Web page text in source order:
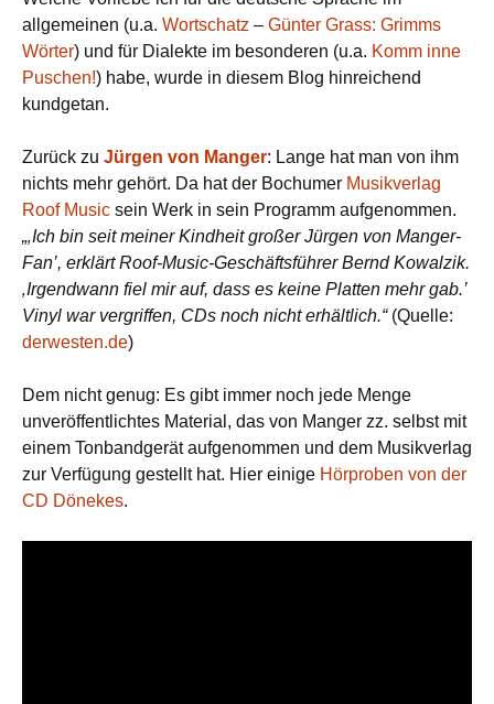
allgemeinen (u.a. Wortschatz – Günter Grass: Grimms
Wörter) und für Dialekte im besonderen (u.a. Komm inne
Puschen!) habe, wurde in diesem Blog hinreichend
kundgetan.
Zurück zu Jürgen von Manger: Lange hat man von ihm
nichts mehr gehört. Da hat der Bochumer Musikverlag
Roof Music sein Werk in sein Programm aufgenommen.
„‚Ich bin seit meiner Kindheit großer Jürgen von Manger-
Fan’, erklärt Roof-Music-Geschäftsführer Bernd Kowalzik.
‚Irgendwann fiel mir auf, dass es keine Platten mehr gab.’
Vinyl war vergriffen, CDs noch nicht erhältlich.“(Quelle:
derwesten.de)
Dem nicht genug: Es gibt immer noch jede Menge
unveröffentlichtes Material, das von Manger zz. selbst mit
einem Tonbandgerät aufgenommen und dem Musikverlag
zur Verfügung gestellt hat. Hier einige Hörproben von der
CD Dönekes.